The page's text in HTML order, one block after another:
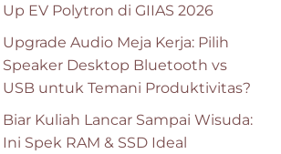
Up EV Polytron di GIIAS 2026
Upgrade Audio Meja Kerja: Pilih
Speaker Desktop Bluetooth vs
USB untuk Temani Produktivitas?
Biar Kuliah Lancar Sampai Wisuda:
Ini Spek RAM & SSD Ideal